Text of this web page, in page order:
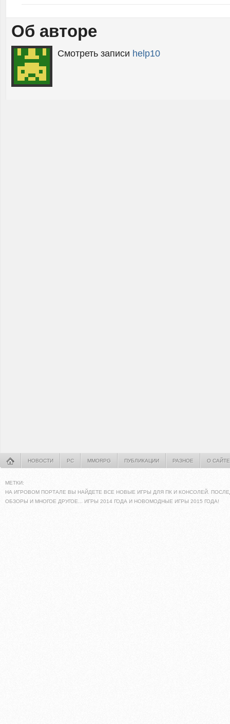
Об авторе
Смотреть записи help10
НОВОСТИ PC MMORPG ПУБЛИКАЦИИ РАЗНОЕ О САЙТЕ
МЕТКИ:
НА ИГРОВОМ ПОРТАЛЕ ВЫ НАЙДЕТЕ ВСЕ НОВЫЕ ИГРЫ ДЛЯ ПК И КОНСОЛЕЙ.
ОБЗОРЫ И МНОГОЕ ДРУГОЕ... ИГРЫ 2014 ГОДА И НОВОМОДНЫЕ ИГРЫ 2015 ГОДА!